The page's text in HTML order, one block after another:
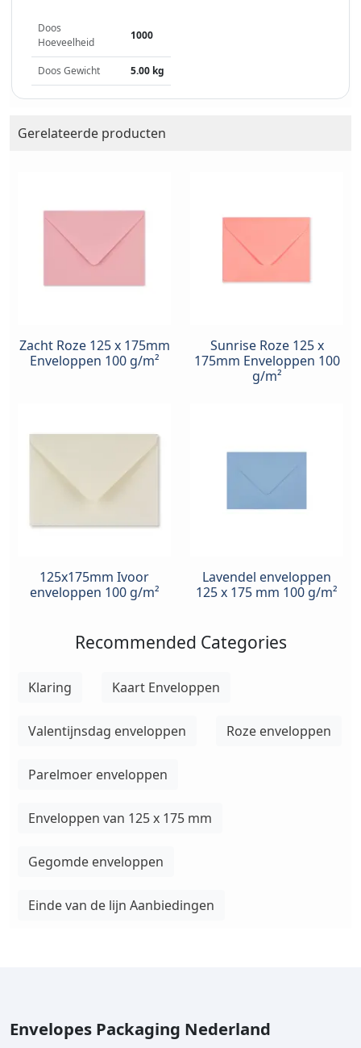
Doos
Hoeveelheid
1000
Doos Gewicht 5.00 kg
Gerelateerde producten
Zacht Roze 125 x 175mm
Enveloppen 100 g/m²
Sunrise Roze 125 x
175mm Enveloppen 100
g/m²
125x175mm Ivoor
enveloppen 100 g/m²
Lavendel enveloppen
125 x 175 mm 100 g/m²
Recommended Categories
Klaring Kaart Enveloppen
Valentijnsdag enveloppen Roze enveloppen
Parelmoer enveloppen
Enveloppen van 125 x 175 mm
Gegomde enveloppen
Einde van de lijn Aanbiedingen
Envelopes Packaging Nederland